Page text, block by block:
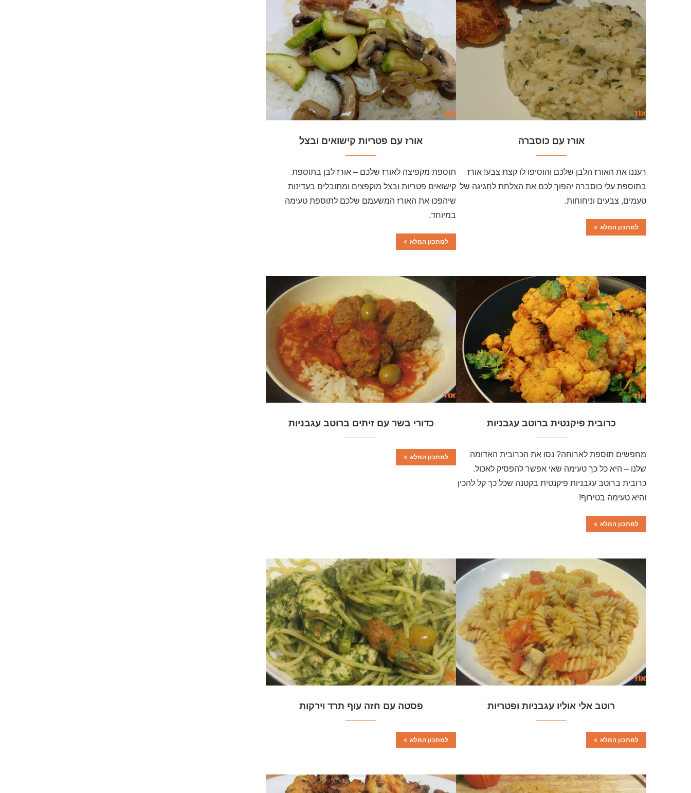
אורז עם כוסברה
רעננו את האורז הלבן שלכם והוסיפו לו קצת צבע! אורז
בתוספת עלי כוסברה יהפוך לכם את הצלחת לחגיגה של
טעמים, צבעים וניחוחות.
למתכון המלא
אורז עם פטריות קישואים ובצל
תוספת מקפיצה לאורז שלכם – אורז לבן בתוספת
קישואים פטריות ובצל מוקפצים ומתובלים בעדינות
שיהפכו את האורז המשעמם שלכם לתוספת טעימה
במיוחד.
למתכון המלא
כרובית פיקנטית ברוטב עגבניות
מחפשים תוספת לארוחה? נסו את הכרובית האדומה
שלנו – היא כל כך טעימה שאי אפשר להפסיק לאכול.
כרובית ברוטב עגבניות פיקנטית בקטנה שכל כך קל להכין
והיא טעימה בטירוף!
למתכון המלא
כדורי בשר עם זיתים ברוטב עגבניות
למתכון המלא
רוטב אלי אוליו עגבניות ופטריות
למתכון המלא
פסטה עם חזה עוף תרד וירקות
למתכון המלא